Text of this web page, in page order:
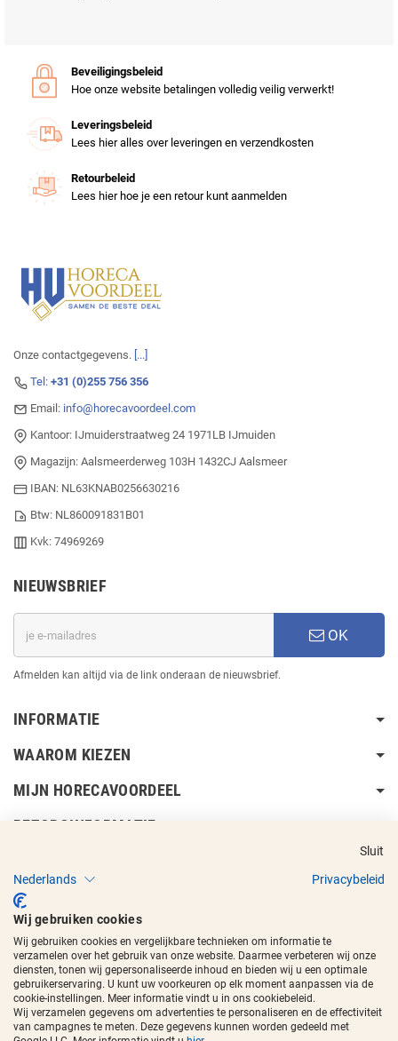
Beveiligingsbeleid
Hoe onze website betalingen volledig veilig verwerkt!
Leveringsbeleid
Lees hier alles over leveringen en verzendkosten
Retourbeleid
Lees hier hoe je een retour kunt aanmelden
Onze contactgegevens. [...]
Tel: +31 (0)255 756 356
Email: info@horecavoordeel.com
Kantoor: IJmuiderstraatweg 24 1971LB IJmuiden
Magazijn: Aalsmeerderweg 103H 1432CJ Aalsmeer
IBAN: NL63KNAB0256630216
Btw: NL860091831B01
Kvk: 74969269
NIEUWSBRIEF
OK
Afmelden kan altijd via de link onderaan de nieuwsbrief.
INFORMATIE
WAAROM KIEZEN
MIJN HORECAVOORDEEL
BEZORGINFORMATIE
Copyright © 2017 - 2026 Horecavoordeelen de beeldmerken zijn
geregistreerde handelsmerken.
Sluit
Nederlands
Privacybeleid
Wij gebruiken cookies
Wij gebruiken cookies en vergelijkbare technieken om informatie te
verzamelen over het gebruik van onze website. Daarmee verbeteren wij onze
diensten, tonen wij gepersonaliseerde inhoud en bieden wij u een optimale
gebruikerservaring. U kunt uw voorkeuren op elk moment aanpassen via de
cookie-instellingen. Meer informatie vindt u in ons cookiebeleid.
Wij verzamelen gegevens om advertenties te personaliseren en de effectiviteit
van campagnes te meten. Deze gegevens kunnen worden gedeeld met